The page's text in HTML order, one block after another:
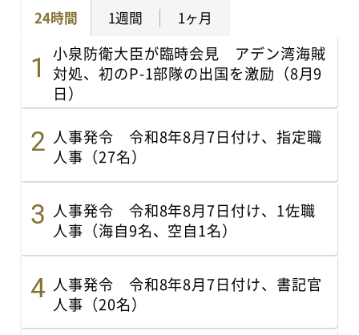
24時間 1週間 1ヶ月
小泉防衛大臣が臨時会見 アデン湾海賊
対処、初のP-1部隊の出国を激励（8月9
日）
人事発令 令和8年8月7日付け、指定職
人事（27名）
人事発令 令和8年8月7日付け、1佐職
人事（海自9名、空自1名）
人事発令 令和8年8月7日付け、書記官
人事（20名）